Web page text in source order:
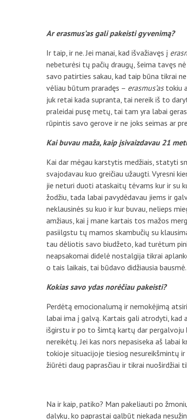
Arerasmus’asgali pakeisti gyvenimą?
Ir taip, ir ne. Jei manai, kad išvažiavęs į
nebeturėsi tų pačių draugų, šeima tavęs
savo patirties sakau, kad taip būna tikrai
vėliau būtum praradęs – erasmus’astokiu
juk retai kada supranta, tai nereik iš to
praleidai pusę metų, tai tam yra labai
rūpintis savo gerove ir ne joks seimas ar
Kai buvau maža, kaip įsivaizdavau 21
Kai dar mėgau karstytis medžiais, statyti
svajodavau kuo greičiau užaugti. Vyresni
jie neturi duoti ataskaitų tėvams kur ir su
žodžiu, tada labai pavydėdavau jiems ir
neklausinės su kuo ir kur buvau, nelieps
amžiaus, kai į mane kartais tos mažos
pasiilgstu tų mamos skambučių su
tau dėliotis savo biudžeto, kad turėtum
neapsakomai didelė nostalgija tikrai
o tais laikais, tai būdavo didžiausia
Kokias savo ydas norėčiau pakeisti?
Perdėtą emocionalumą ir nemokėjimą
labai ima į galvą. Kartais gali atrodyti, kad
išgirstu ir po to šimtą kartų dar pergalvoju
nereikėtų. Jei kas nors nepasiseka aš
tokioje situacijoje tiesiog nesureikšmintų
žiūrėti daug paprasčiau ir tikrai nuoširdžiai
Na ir kaip, patiko? Man pakeliauti po
dalykų, ko paprastai galbūt niekada